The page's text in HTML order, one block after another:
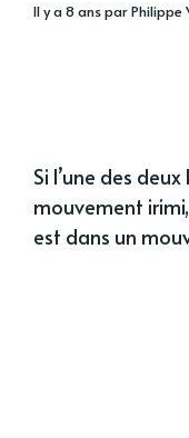
il y a 8 ansparPhilippe
Si l’une des
mouvement
est dans un